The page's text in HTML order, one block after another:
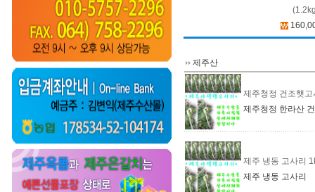
제주산
제주청정 건조햇
제주청정 한라산
제주 냉동 고사리
제주 냉동 고사리